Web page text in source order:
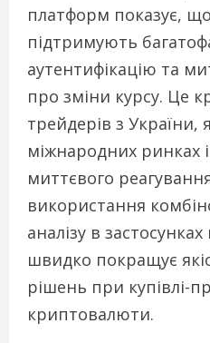
платформ показує,
підтримують
аутентифікацію та
про зміни курсу. Це
трейдерів з
міжнародних ринках
миттєвого
використання
аналізу в
швидко покращує
рішень при купівлі-
криптовалюти.